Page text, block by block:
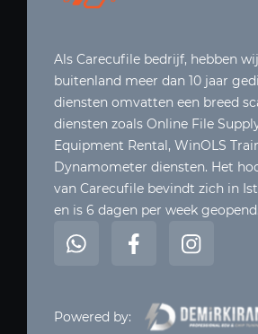
Als Carecufile bedrijf, hebben
buitenland meer dan 10 jaar
diensten omvatten een breed
diensten zoals Online File
Equipment Rental, WinOLS
Dynamometer diensten. Het
van Carecufile bevindt zich in
en is 6 dagen per week geopend.
Powered by: